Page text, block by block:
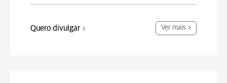
Quero divulgar Ver mais